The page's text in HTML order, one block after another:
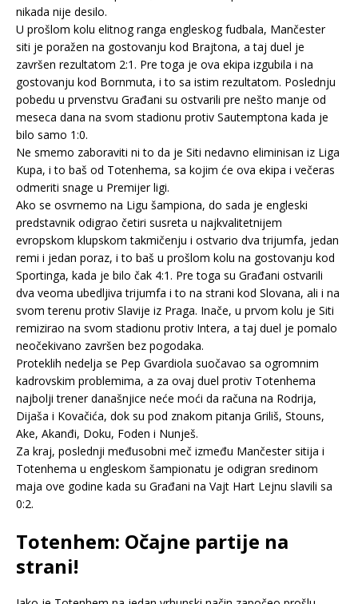
nikada nije desilo.
U prošlom kolu elitnog ranga engleskog fudbala, Mančester
siti je poražen na gostovanju kod Brajtona, a taj duel je
završen rezultatom 2:1. Pre toga je ova ekipa izgubila i na
gostovanju kod Bornmuta, i to sa istim rezultatom. Poslednju
pobedu u prvenstvu Građani su ostvarili pre nešto manje od
meseca dana na svom stadionu protiv Sautemptona kada je
bilo samo 1:0.
Ne smemo zaboraviti ni to da je Siti nedavno eliminisan iz Liga
Kupa, i to baš od Totenhema, sa kojim će ova ekipa i večeras
odmeriti snage u Premijer ligi.
Ako se osvrnemo na Ligu šampiona, do sada je engleski
predstavnik odigrao četiri susreta u najkvalitetnijem
evropskom klupskom takmičenju i ostvario dva trijumfa, jedan
remi i jedan poraz, i to baš u prošlom kolu na gostovanju kod
Sportinga, kada je bilo čak 4:1. Pre toga su Građani ostvarili
dva veoma ubedljiva trijumfa i to na strani kod Slovana, ali i na
svom terenu protiv Slavije iz Praga. Inače, u prvom kolu je Siti
remizirao na svom stadionu protiv Intera, a taj duel je pomalo
neočekivano završen bez pogodaka.
Proteklih nedelja se Pep Gvardiola suočavao sa ogromnim
kadrovskim problemima, a za ovaj duel protiv Totenhema
najbolji trener današnjice neće moći da računa na Rodrija,
Dijaša i Kovačića, dok su pod znakom pitanja Griliš, Stouns,
Ake, Akanđi, Doku, Foden i Nunješ.
Za kraj, poslednji međusobni meč između Mančester sitija i
Totenhema u engleskom šampionatu je odigran sredinom
maja ove godine kada su Građani na Vajt Hart Lejnu slavili sa
0:2.
Totenhem: Očajne partije na
strani!